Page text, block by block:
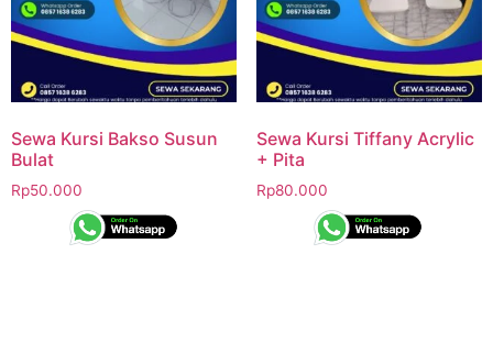
Sewa Kursi Bakso Susun
Bulat
Rp50.000
Sewa Kursi Tiffany Acrylic
+ Pita
Rp80.000